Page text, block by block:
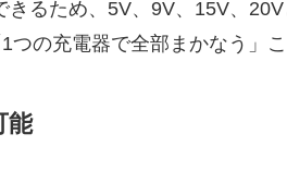
きるため、5V、9V、15V、
つの充電器で全部まかなう」こ
能